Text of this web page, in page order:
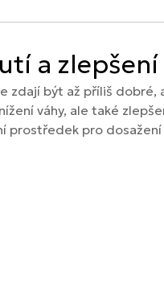
a zlepšení
zdají být až příliš dobré,
váhy, ale také
prostředek pro